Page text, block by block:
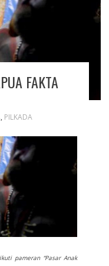
FAKTA
, PILKADA
pameran “Pasar Anak